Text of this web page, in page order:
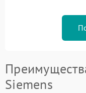
Siemens